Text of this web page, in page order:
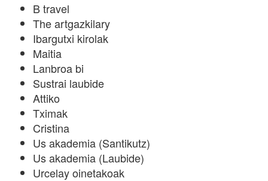
B travel
The artgazkilary
Ibargutxi kirolak
Maitia
Lanbroa bi
Sustrai laubide
Attiko
Tximak
Cristina
Us akademia (Santikutz)
Us akademia (Laubide)
Urcelay oinetakoak